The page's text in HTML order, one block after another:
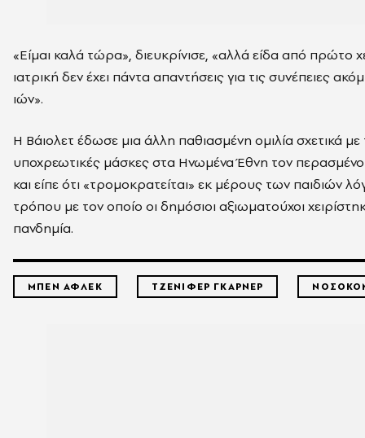
«Είμαι καλά τώρα», διευκρίνισε, «αλλά είδα από πρώτο
ιατρική δεν έχει πάντα απαντήσεις για τις συνέπειες
ιών».
Η Βάιολετ έδωσε μια άλλη παθιασμένη ομιλία σχετικά με
υποχρεωτικές μάσκες στα Ηνωμένα Έθνη τον
και είπε ότι «τρομοκρατείται» εκ μέρους των παιδιών
τρόπου με τον οποίο οι δημόσιοι αξιωματούχοι
πανδημία.
ΜΠΕΝ ΑΦΛΕΚ ΤΖΕΝΙΦΕΡ ΓΚΑΡΝΕΡ